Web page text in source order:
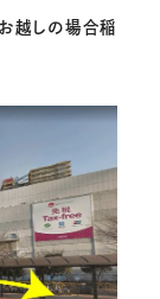
越しの場合稲